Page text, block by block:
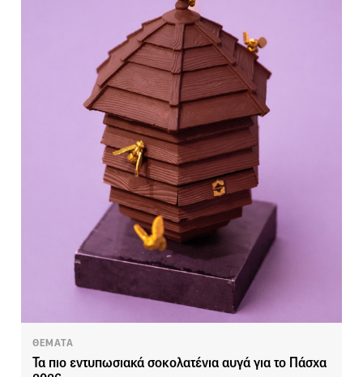
ΘΕΜΑΤΑ
Τα πιο εντυπωσιακά σοκολατένια αυγά για το Πάσχα